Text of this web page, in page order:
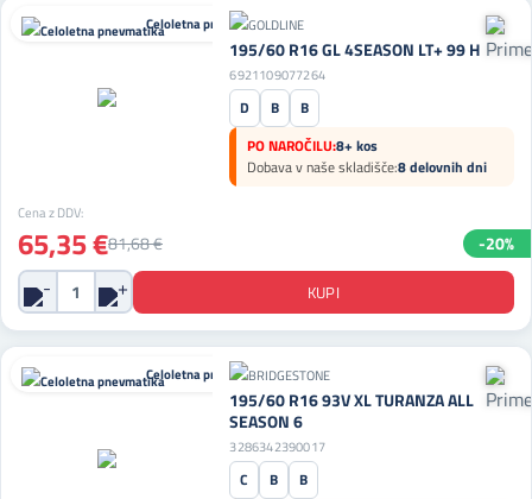
Celoletna pnevmatika
195/60 R16 GL 4SEASON LT+ 99 H
6921109077264
D B
B
PO NAROČILU:8+ kos
Dobava v naše skladišče:8 delovnih dni
Cena z DDV:
65,35 €81,68 € -20%
Celoletna pnevmatika
195/60 R16 93V XL TURANZA ALL
SEASON 6
3286342390017
C B
B